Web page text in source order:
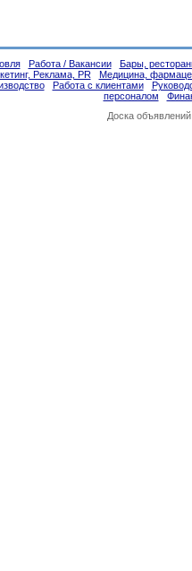
Работа / Вакансии Бары,
Реклама, PR Медицина,
Работа с клиентами
персоналом
Доска